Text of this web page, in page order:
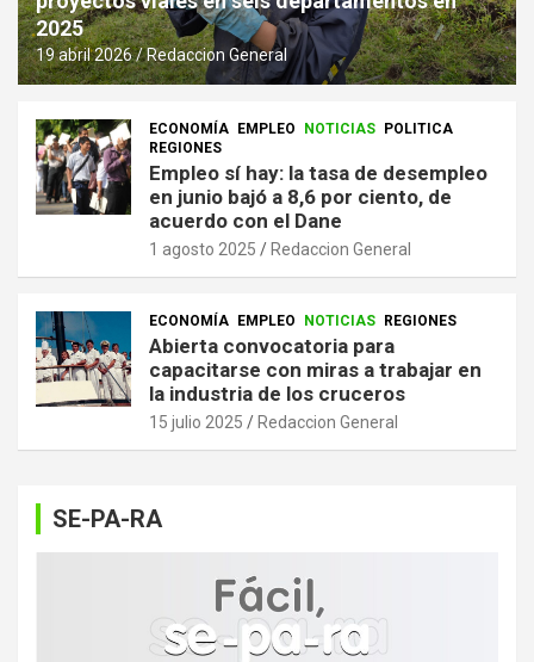
2025
19 abril 2026 Redaccion General
ECONOMÍA EMPLEO NOTICIAS
POLITICA
REGIONES
Empleo sí hay: la tasa de desempleo
en junio bajó a 8,6 por ciento, de
acuerdo con el Dane
1 agosto 2025 Redaccion General
ECONOMÍA EMPLEO NOTICIAS REGIONES
Abierta convocatoria para
capacitarse con miras a trabajar en
la industria de los cruceros
15 julio 2025 Redaccion General
SE-PA-RA